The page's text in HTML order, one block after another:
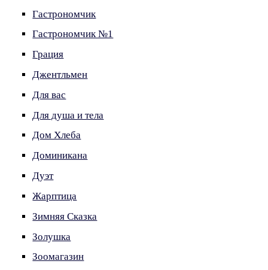
Гастрономчик
Гастрономчик №1
Грация
Джентльмен
Для вас
Для душа и тела
Дом Хлеба
Доминикана
Дуэт
Жарптица
Зимняя Сказка
Золушка
Зоомагазин